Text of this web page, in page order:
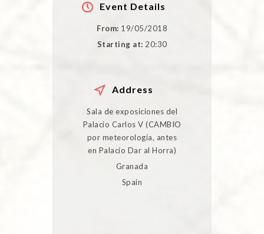
Event Details
From: 19/05/2018
Starting at: 20:30
Address
Sala de exposiciones del
Palacio Carlos V (CAMBIO
por meteorología, antes
en Palacio Dar al Horra)
Granada
Spain